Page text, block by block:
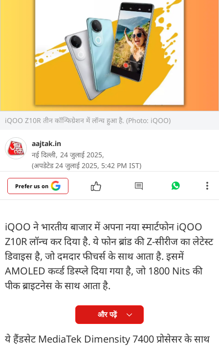
iQOO Z10R तीन कॉन्फिग्रेशन में लॉन्च हुआ है. (Photo: iQOO)
aajtak.in
नई दिल्ली, 24 जुलाई 2025,
(अपडेटेड 24 जुलाई 2025, 5:42 PM IST)
Prefer us on
iQOO ने भारतीय बाजार में अपना नया स्मार्टफोन iQOO
Z10R लॉन्च कर दिया है. ये फोन ब्रांड की Z-सीरीज का लेटेस्ट
डिवाइस है, जो दमदार फीचर्स के साथ आता है. इसमें
AMOLED कर्व्ड डिस्प्ले दिया गया है, जो 1800 Nits की
पीक ब्राइटनेस के साथ आता है.
और पढ़ें
ये हैंडसेट MediaTek Dimensity 7400 प्रोसेसर के साथ